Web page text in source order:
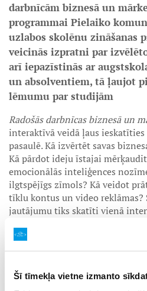
Šī tīmekļa vietne izmanto
darbnīcām biznesā un
programmai Pielaiko
uzlabos skolēnu zināšanas
veicinās izpratni par
arī iepazīstinās ar
un absolventiem, tā ļaujot
lēmumu par studijām
Radošās darbnīcas biznesā un
interaktīvā veidā ļaus
pasaulē. Kā izvērtēt savas
Kā pārdot ideju īstajai
emocionālās inteliģences
ilgtspējīgs zīmols? Kā veidot
tīklu kontus un video
jautājumu tiks skatīti vienā
pārtraukumu.
darbnīcu absolvēšanas saņems
iestāties bakalaura studiju